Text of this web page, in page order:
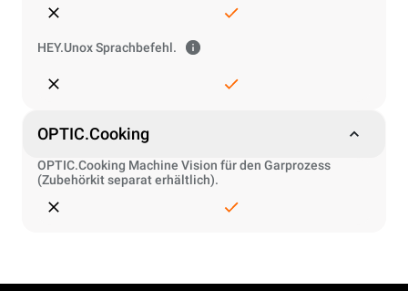
HEY.Unox Sprachbefehl.
OPTIC.Cooking
OPTIC.Cooking Machine Vision für den Garprozess
(Zubehörkit separat erhältlich).